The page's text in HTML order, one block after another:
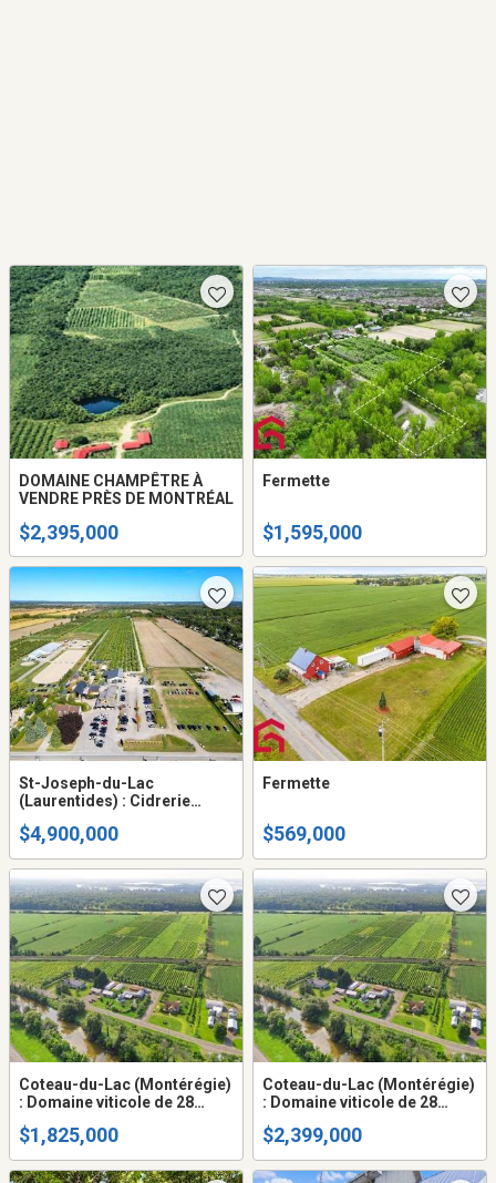
DOMAINE CHAMPÊTRE À
VENDRE PRÈS DE MONTRÉAL
$2,395,000
Fermette
$1,595,000
St-Joseph-du-Lac
(Laurentides) : Cidrerie
$4,900,000
Fermette
$569,000
Coteau-du-Lac (Montérégie)
: Domaine viticole de 28
familiale, chai, boutique
$1,825,000
Coteau-du-Lac (Montérégie)
: Domaine viticole de 28
deux maisons, une serre,
boutique et terrasse
$2,399,000